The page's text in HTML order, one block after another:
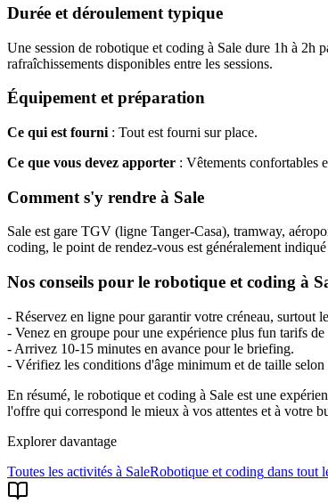
Durée et déroulement typique
Une session de robotique et coding à Sale dure 1h à 2h
rafraîchissements disponibles entre les sessions.
Équipement et préparation
Ce qui est fourni : Tout est fourni sur place.
Ce que vous devez apporter : Vêtements confortables
Comment s'y rendre à Sale
Sale est gare TGV (ligne Tanger-Casa), tramway,
coding, le point de rendez-vous est généralement
Nos conseils pour le robotique et coding à
- Réservez en ligne pour garantir votre créneau, surtout
- Venez en groupe pour une expérience plus fun tarifs
- Arrivez 10-15 minutes en avance pour le briefing.
- Vérifiez les conditions d'âge minimum et de taille
En résumé, le robotique et coding à Sale est une
l'offre qui correspond le mieux à vos attentes et à votre
Explorer davantage
Toutes les activités à SaleRobotique et coding dans tout